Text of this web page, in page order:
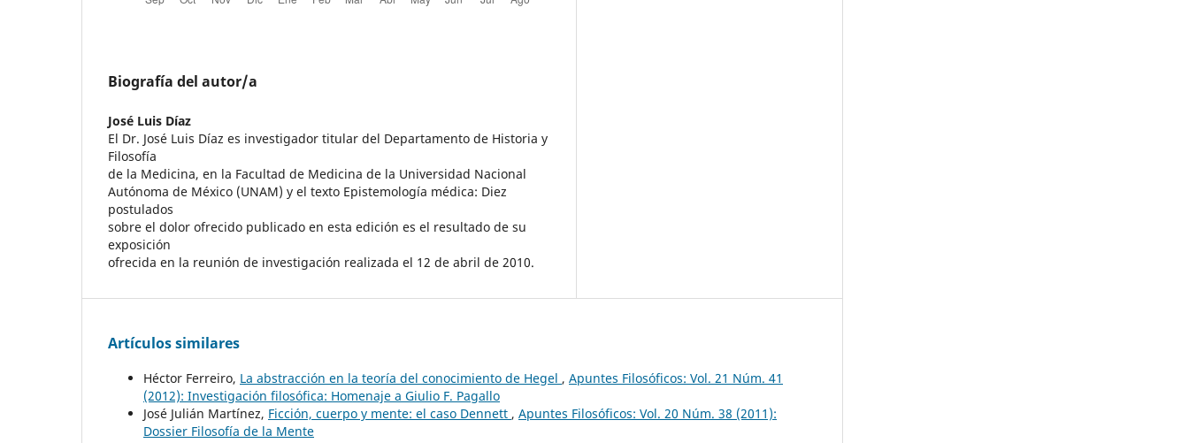
Biografía del autor/a
José Luis Díaz
El Dr. José Luis Díaz es investigador titular del Departamento de Historia y
Filosofía
de la Medicina, en la Facultad de Medicina de la Universidad Nacional
Autónoma de México (UNAM) y el texto Epistemología médica: Diez
postulados
sobre el dolor ofrecido publicado en esta edición es el resultado de su
exposición
ofrecida en la reunión de investigación realizada el 12 de abril de 2010.
Artículos similares
Héctor Ferreiro, La abstracción en la teoría del conocimiento de Hegel , Apuntes Filosóficos: Vol. 21 Núm. 41
(2012): Investigación filosófica: Homenaje a Giulio F. Pagallo
José Julián Martínez, Ficción, cuerpo y mente: el caso Dennett , Apuntes Filosóficos: Vol. 20 Núm. 38 (2011):
Dossier Filosofía de la Mente